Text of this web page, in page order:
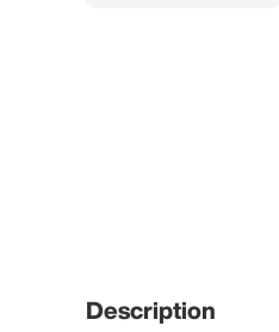
Description